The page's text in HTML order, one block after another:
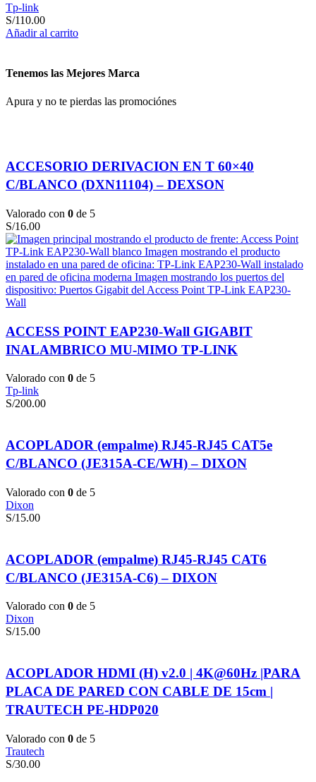
Tp-link
S/110.00
Añadir al carrito
Tenemos las Mejores Marca
Apura y no te pierdas las promociónes
ACCESORIO DERIVACION EN T 60×40
C/BLANCO (DXN11104) – DEXSON
Valorado con 0 de 5
S/16.00
ACCESS POINT EAP230-Wall GIGABIT
INALAMBRICO MU-MIMO TP-LINK
Valorado con 0 de 5
Tp-link
S/200.00
ACOPLADOR (empalme) RJ45-RJ45 CAT5e
C/BLANCO (JE315A-CE/WH) – DIXON
Valorado con 0 de 5
Dixon
S/15.00
ACOPLADOR (empalme) RJ45-RJ45 CAT6
C/BLANCO (JE315A-C6) – DIXON
Valorado con 0 de 5
Dixon
S/15.00
ACOPLADOR HDMI (H) v2.0 | 4K@60Hz |PARA
PLACA DE PARED CON CABLE DE 15cm |
TRAUTECH PE-HDP020
Valorado con 0 de 5
Trautech
S/30.00